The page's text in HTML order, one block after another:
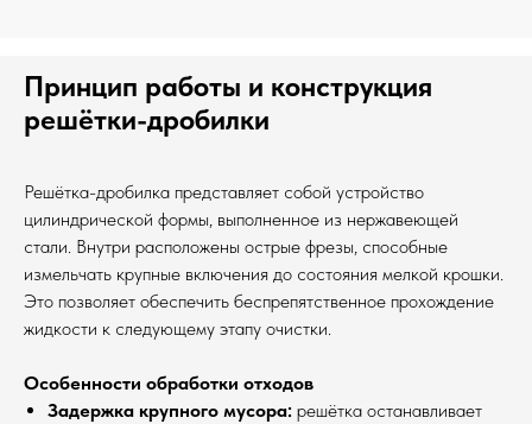
Принцип работы и конструкция
решётки-дробилки
Решётка-дробилка представляет собой устройство
цилиндрической формы, выполненное из нержавеющей
стали. Внутри расположены острые фрезы, способные
измельчать крупные включения до состояния мелкой крошки.
Это позволяет обеспечить беспрепятственное прохождение
жидкости к следующему этапу очистки.
Особенности обработки отходов
Задержка крупного мусора: решётка останавливает